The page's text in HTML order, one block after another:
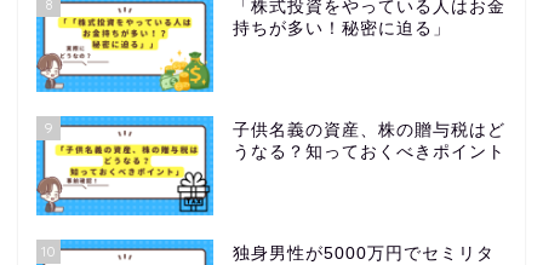
8
「株式投資をやっている人はお金
持ちが多い！秘密に迫る」
9
子供名義の資産、株の贈与税はど
うなる？知っておくべきポイント
10
独身男性が5000万円でセミリタ